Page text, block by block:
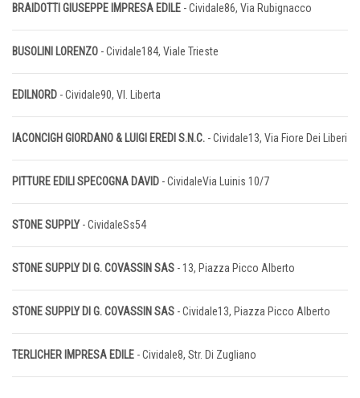
BRAIDOTTI GIUSEPPE IMPRESA EDILE - Cividale86, Via Rubignacco
BUSOLINI LORENZO - Cividale184, Viale Trieste
EDILNORD - Cividale90, Vl. Liberta
IACONCIGH GIORDANO & LUIGI EREDI S.N.C. - Cividale13, Via Fiore Dei Liberi
PITTURE EDILI SPECOGNA DAVID - CividaleVia Luinis 10/7
STONE SUPPLY - CividaleSs54
STONE SUPPLY DI G. COVASSIN SAS - 13, Piazza Picco Alberto
STONE SUPPLY DI G. COVASSIN SAS - Cividale13, Piazza Picco Alberto
TERLICHER IMPRESA EDILE - Cividale8, Str. Di Zugliano